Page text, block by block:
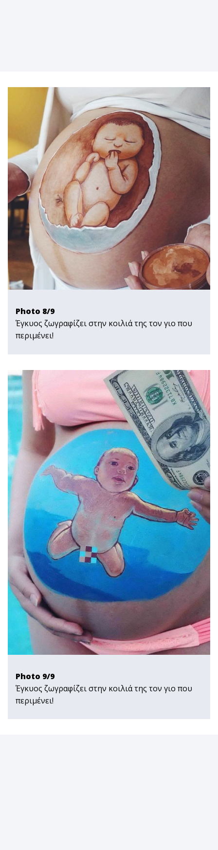
Photo 8/9
Έγκυος ζωγραφίζει στην κοιλιά της τον γιο που
περιμένει!
Photo 9/9
Έγκυος ζωγραφίζει στην κοιλιά της τον γιο που
περιμένει!